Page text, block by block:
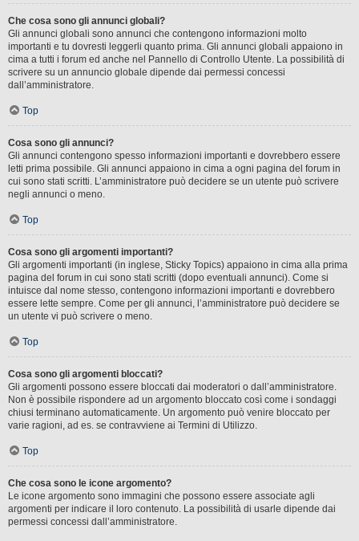
Che cosa sono gli annunci globali?
Gli annunci globali sono annunci che contengono informazioni molto
importanti e tu dovresti leggerli quanto prima. Gli annunci globali appaiono in
cima a tutti i forum ed anche nel Pannello di Controllo Utente. La possibilità di
scrivere su un annuncio globale dipende dai permessi concessi
dall’amministratore.
Top
Cosa sono gli annunci?
Gli annunci contengono spesso informazioni importanti e dovrebbero essere
letti prima possibile. Gli annunci appaiono in cima a ogni pagina del forum in
cui sono stati scritti. L’amministratore può decidere se un utente può scrivere
negli annunci o meno.
Top
Cosa sono gli argomenti importanti?
Gli argomenti importanti (in inglese, Sticky Topics) appaiono in cima alla prima
pagina del forum in cui sono stati scritti (dopo eventuali annunci). Come si
intuisce dal nome stesso, contengono informazioni importanti e dovrebbero
essere lette sempre. Come per gli annunci, l’amministratore può decidere se
un utente vi può scrivere o meno.
Top
Cosa sono gli argomenti bloccati?
Gli argomenti possono essere bloccati dai moderatori o dall’amministratore.
Non è possibile rispondere ad un argomento bloccato così come i sondaggi
chiusi terminano automaticamente. Un argomento può venire bloccato per
varie ragioni, ad es. se contravviene ai Termini di Utilizzo.
Top
Che cosa sono le icone argomento?
Le icone argomento sono immagini che possono essere associate agli
argomenti per indicare il loro contenuto. La possibilità di usarle dipende dai
permessi concessi dall’amministratore.